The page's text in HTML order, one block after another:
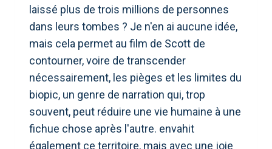
laissé plus de trois millions de personnes
dans leurs tombes ? Je n'en ai aucune idée,
mais cela permet au film de Scott de
contourner, voire de transcender
nécessairement, les pièges et les limites du
biopic, un genre de narration qui, trop
souvent, peut réduire une vie humaine à une
fichue chose après l'autre. envahit
également ce territoire, mais avec une joie